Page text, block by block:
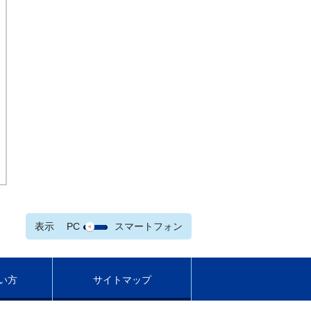
表示 PC スマートフォン
方 サイトマップ